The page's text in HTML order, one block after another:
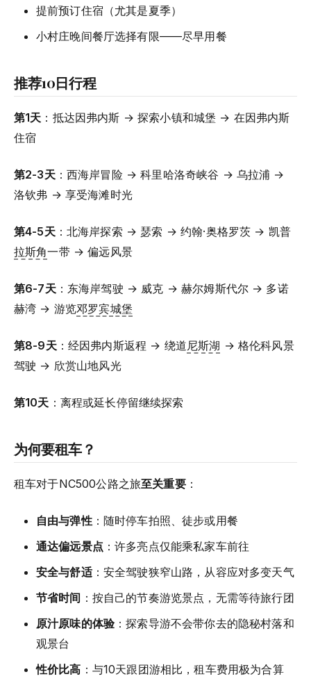
提前预订住宿（尤其是夏季）
小村庄晚间餐厅选择有限——尽早用餐
推荐10日行程
第1天 ：抵达因弗内斯 → 探索小镇和城堡 → 在因弗内斯
住宿
第2-3天：西海岸冒险 → 科里哈洛奇峡谷 → 乌拉浦 →
洛钦弗 → 享受海滩时光
第4-5天：北海岸探索 → 瑟索 → 约翰·奥格罗茨 → 凯普
拉斯角一带 → 偏远风景
第6-7天：东海岸驾驶 → 威克 → 赫尔姆斯代尔 → 多诺
赫湾 → 游览邓罗宾城堡
第8-9天：经因弗内斯返程 → 绕道尼斯湖 → 格伦科风景
驾驶 → 欣赏山地风光
第10天 ：离程或延长停留继续探索
为何要租车？
租车对于NC500公路之旅至关重要：
自由与弹性：随时停车拍照、徒步或用餐
通达偏远景点 ：许多亮点仅能乘私家车前往
安全与舒适：安全驾驶狭窄山路，从容应对多变天气
节省时间 ：按自己的节奏游览景点，无需等待旅行团
原汁原味的体验：探索导游不会带你去的隐秘村落和
观景台
性价比高 ：与10天跟团游相比，租车费用极为合算